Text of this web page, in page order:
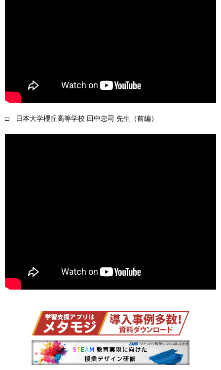
□ 日本大学櫻丘高等学校 田中忠司 先生（前編）